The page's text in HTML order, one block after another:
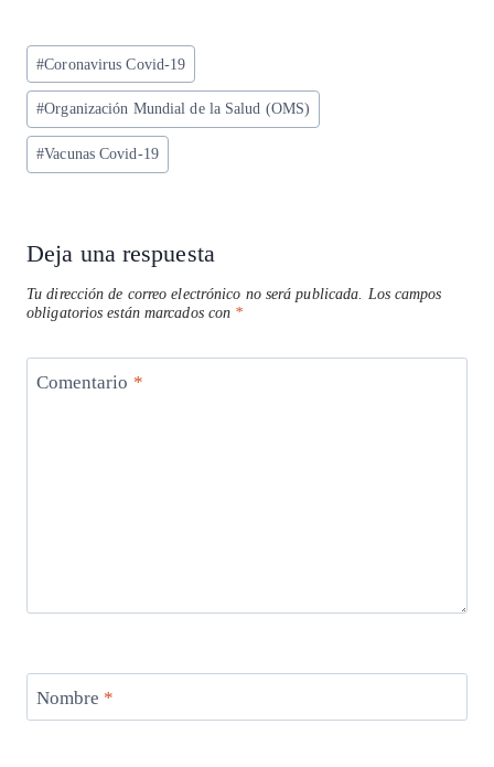
ts
A
p
p
eg
ra
m
o
o
dI
n
l
Etiquetas
de
la
entrada:
#Coronavirus Covid-19
#Organización Mundial de la Salud (OMS)
#Vacunas Covid-19
Deja una respuesta
Tu dirección de correo electrónico no será publicada. Los campos
obligatorios están marcados con *
Comentario *
Nombre *